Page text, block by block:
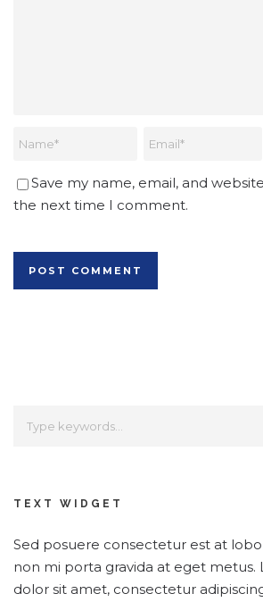
Save my name, email, and
the next time I comment.
TEXT WIDGET
Sed posuere consectetur est at
non mi porta gravida at eget metus.
dolor sit amet, consectetur